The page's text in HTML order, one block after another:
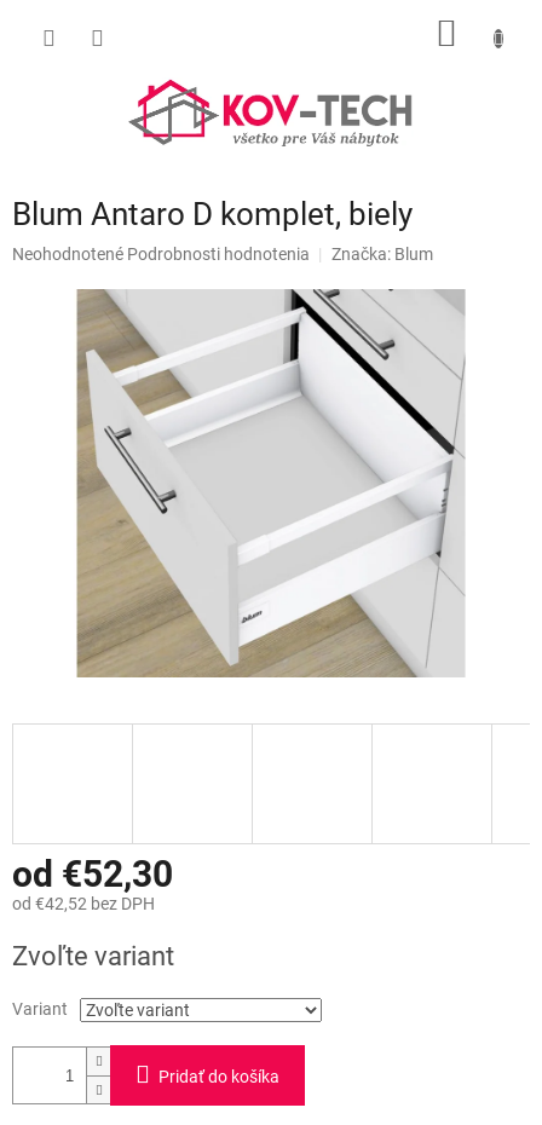
Blum Antaro D komplet, biely
Priemerné
produktu
hviezdičiek.
Neohodnotené Podrobnosti hodnotenia Značka: Blum
od €52,30
od €42,52 bez DPH
cena:
Zvoľte variant
Variant
Pridať do košíka